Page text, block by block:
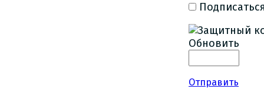
Обновить
Отправить